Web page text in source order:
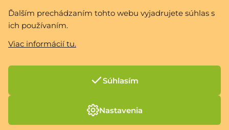
Ďalším prechádzaním tohto webu vyjadrujete súhlas s
ich používaním.
Viac informácií tu.
Súhlasím
Nastavenia